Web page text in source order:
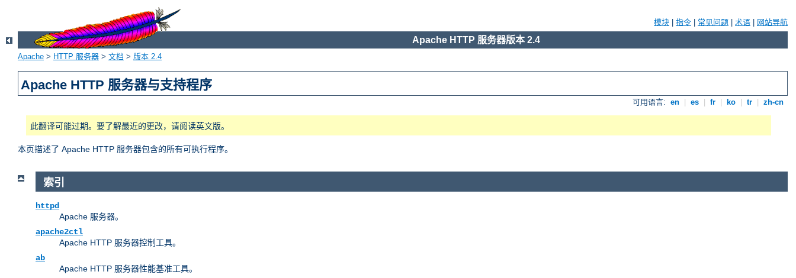
模块 指令 常见问题 术语 网站导航
Apache HTTP 服务器版本 2.4
Apache > HTTP 服务器 > 文档 > 版本 2.4
Apache HTTP 服务器与支持程序
可用语言: en es fr ko tr zh-cn
此翻译可能过期。要了解最近的更改，请阅读英文版。
本页描述了 Apache HTTP 服务器包含的所有可执行程序。
索引
httpd
Apache 服务器。
apache2ctl
Apache HTTP 服务器控制工具。
ab
Apache HTTP 服务器性能基准工具。